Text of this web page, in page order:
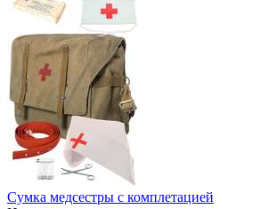
Сумка медсестры с комплетацией